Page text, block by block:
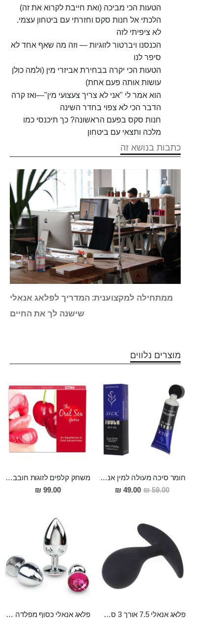
הטעות הכי מביכה (ואת חייבת לקרוא את זה)
הלכתי אל חנות סקס וחזרתי עם ביטחון עצמי.
לא ציפיתי לזה
הכנסנו ויברטור לזוגיות — וזה מה שאף אחד לא
סיפר לנו
הטעות הכי יקרה בבחירת אביזרי מין (ולמה כולן
עושות אותה פעם אחת)
הוא אמר לי "אני לא צריך צעצועי מין"—ואז קרה
הדבר הכי לא צפוי בחדר השינה
חנות סקס בפעם הראשונה? כך תיכנסי כמו
מלכה ותצאי עם ביטחון
כתבות בנושא זה
ממתחילה למקצוענית: המדריך לפלאג אנאלי
שישנה לך את החיים
מוצרים נלווים
חומר סיכה מעולה למין אנאלי 50 מ"ל
59.00 ₪
מחיר
מבצע
49.00 ₪
משחק קלפים לזוגות חובבי מין אוראלי
99.00 ₪
פלאג אנאלי 7.5 אורך 3 סמ רוחב עם מבנה מיוחד לגירוי הפרוסטטה Kelly
פלאג אנאלי כסוף מפלדה , מתאים ללבישה מתחת לבגדים, בגודל 7.3 על 2.8 ס"מ